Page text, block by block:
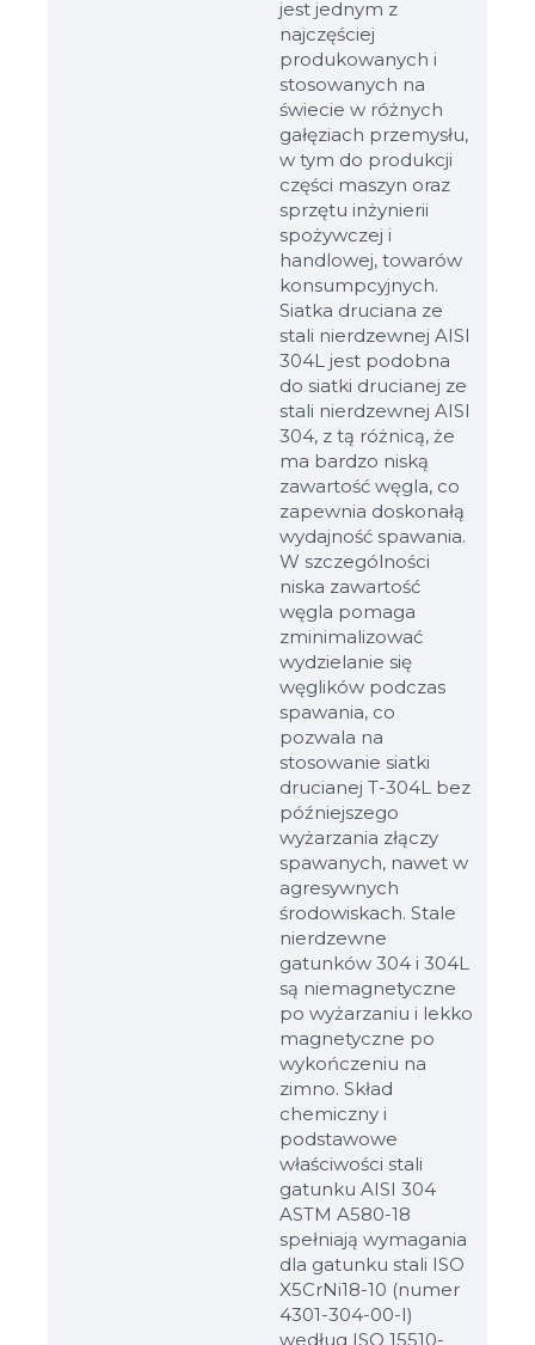
jest jednym z
najczęściej
produkowanych i
stosowanych na
świecie w różnych
gałęziach przemysłu,
w tym do produkcji
części maszyn oraz
sprzętu inżynierii
spożywczej i
handlowej, towarów
konsumpcyjnych.
Siatka druciana ze
stali nierdzewnej AISI
304L jest podobna
do siatki drucianej ze
stali nierdzewnej AISI
304, z tą różnicą, że
ma bardzo niską
zawartość węgla, co
zapewnia doskonałą
wydajność spawania.
W szczególności
niska zawartość
węgla pomaga
zminimalizować
wydzielanie się
węglików podczas
spawania, co
pozwala na
stosowanie siatki
drucianej T-304L bez
późniejszego
wyżarzania złączy
spawanych, nawet w
agresywnych
środowiskach. Stale
nierdzewne
gatunków 304 i 304L
są niemagnetyczne
po wyżarzaniu i lekko
magnetyczne po
wykończeniu na
zimno. Skład
chemiczny i
podstawowe
właściwości stali
gatunku AISI 304
ASTM A580-18
spełniają wymagania
dla gatunku stali ISO
X5CrNi18-10 (numer
4301-304-00-I)
według ISO 15510-